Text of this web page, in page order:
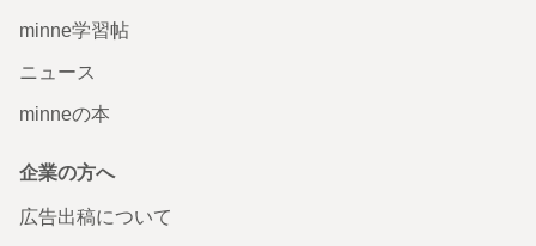
minne学習帖
ニュース
minneの本
企業の方へ
広告出稿について